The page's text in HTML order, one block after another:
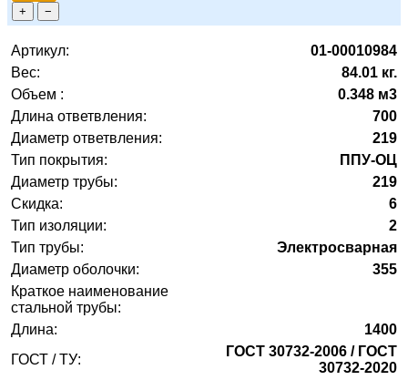
+ −
Артикул:
01-00010984
Вес:
84.01 кг.
Объем :
0.348 м3
Длина ответвления:
700
Диаметр ответвления:
219
Тип покрытия:
ППУ-ОЦ
Диаметр трубы:
219
Скидка:
6
Тип изоляции:
2
Тип трубы:
Электросварная
Диаметр оболочки:
355
Краткое наименование
стальной трубы:
Длина:
1400
ГОСТ / ТУ:
ГОСТ 30732-2006 / ГОСТ
30732-2020